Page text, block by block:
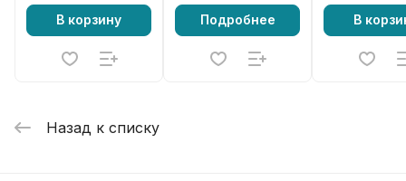
В корзину Подробнее В
Назад к списку